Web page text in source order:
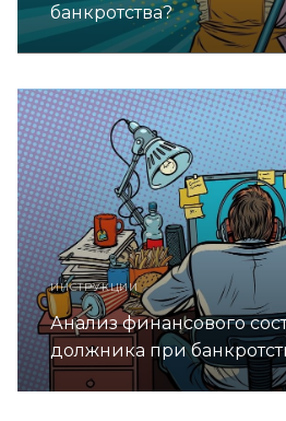
банкротства?
ИНСТРУКЦИИ
Анализ финансового
должника при